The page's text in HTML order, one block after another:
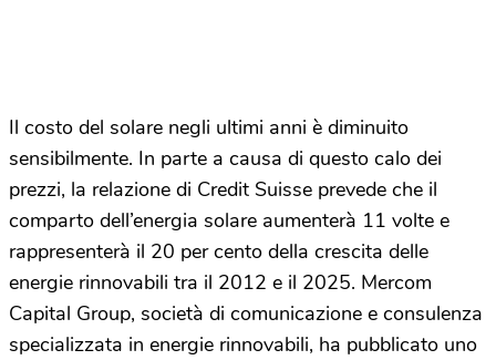
Il costo del solare negli ultimi anni è diminuito
sensibilmente. In parte a causa di questo calo dei
prezzi, la relazione di Credit Suisse prevede che il
comparto dell’energia solare aumenterà 11 volte e
rappresenterà il 20 per cento della crescita delle
energie rinnovabili tra il 2012 e il 2025. Mercom
Capital Group, società di comunicazione e consulenza
specializzata in energie rinnovabili, ha pubblicato uno